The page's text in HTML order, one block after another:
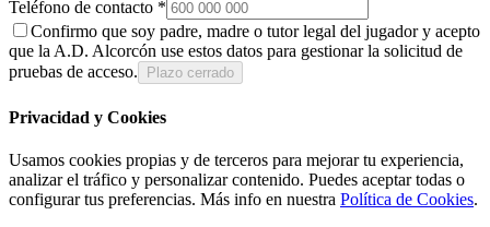
Teléfono de contacto *
Confirmo que soy padre, madre o tutor legal del jugador y acepto
que la A.D. Alcorcón use estos datos para gestionar la solicitud de
pruebas de acceso.
Plazo cerrado
Privacidad y Cookies
Usamos cookies propias y de terceros para mejorar tu experiencia,
analizar el tráfico y personalizar contenido. Puedes aceptar todas o
configurar tus preferencias. Más info en nuestra Política de Cookies.